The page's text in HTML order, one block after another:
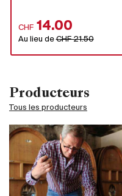
Producteurs
Tous les producteurs
CHF 14.00
Au lieu deCHF 21.50